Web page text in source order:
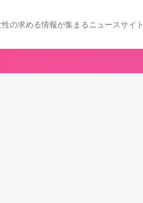
の求める情報が集まるニュースサイト